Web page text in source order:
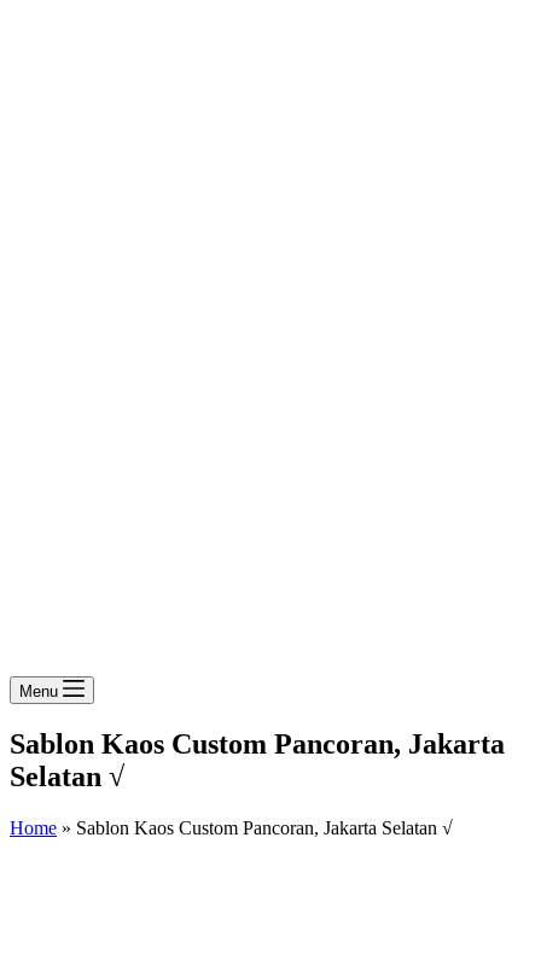
Menu
Sablon Kaos Custom Pancoran, Jakarta
Selatan √
Home » Sablon Kaos Custom Pancoran, Jakarta Selatan √